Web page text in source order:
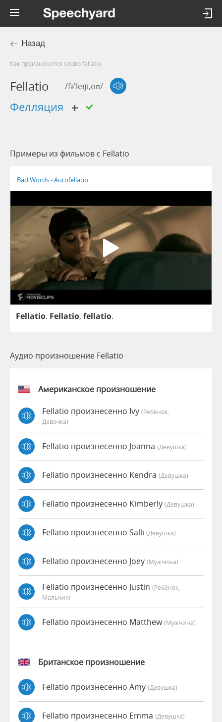
Назад
Как произносится слово fellatio
Fellatio /fə'leɪʃi,oʊ/
фелляция
Примеры из фильмов c Fellatio
Bad Words - Autofellatio
Fellatio. Fellatio, fellatio.
Аудио произношение Fellatio
Американское произношение
Fellatio произнесенно Ivy (Ребёнок,
Девочка)
Fellatio произнесенно Joanna (девушка)
Fellatio произнесенно Kendra (девушка)
Fellatio произнесенно Kimberly (девушка)
Fellatio произнесенно Salli (девушка)
Fellatio произнесенно Joey (мужчина)
Fellatio произнесенно Justin (Ребёнок,
Мальчик)
Fellatio произнесенно Matthew(мужчина)
Британское произношение
Fellatio произнесенно Amy (девушка)
Fellatio произнесенно Emma (девушка)